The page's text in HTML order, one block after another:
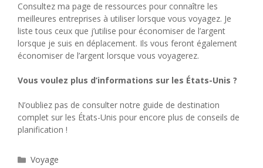
Consultez ma page de ressources pour connaître les
meilleures entreprises à utiliser lorsque vous voyagez. Je
liste tous ceux que j’utilise pour économiser de l’argent
lorsque je suis en déplacement. Ils vous feront également
économiser de l’argent lorsque vous voyagerez.
Vous voulez plus d’informations sur les États-Unis ?
N’oubliez pas de consulter notre guide de destination
complet sur les États-Unis pour encore plus de conseils de
planification !
Catégories
Voyage